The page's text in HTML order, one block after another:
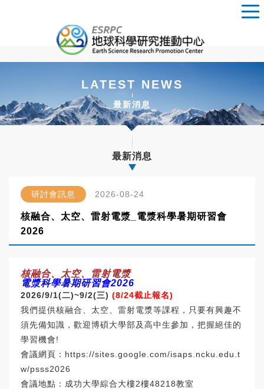
LATEST NEWS
最新消息
最新消息
研討會訊息 2026-08-24
核融合、太空、雷射電漿_電漿科學暑期研習會
2026
核融合、太空、雷射電漿
電漿科學暑期研習會2026
2026/9/1(二)~9/2(三) (8/24截止報名)
我們提供核融合、太空、雷射電漿等課程， 只要有興趣不
須先備知識，歡迎博碩大學部及高中生參加， 把握絕佳的
學習機會!
會議網頁： https://sites.google.com/isaps.ncku.edu.t
w/psss2026
會議地點：成功大學綜合大樓2樓48218教室